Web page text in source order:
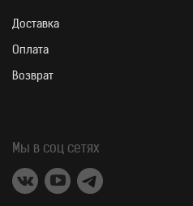
Доставка
Оплата
Возврат
Мы в соц сетях